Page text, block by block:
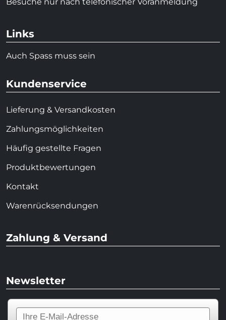
Besuche nur nach telefonischer Voranmeldung
Links
Auch Spass muss sein
Kundenservice
Lieferung & Versandkosten
Zahlungsmöglichkeiten
Häufig gestellte Fragen
Produktbewertungen
Kontakt
Warenrücksendungen
Zahlung & Versand
Newsletter